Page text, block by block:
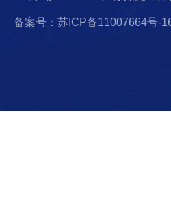
备案号：苏ICP备11007664号-